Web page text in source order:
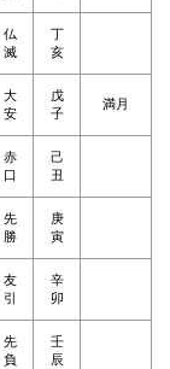
仏
滅
丁
亥
大
安
戊
子
満月
赤
口
己
丑
先
勝
庚
寅
友
引
辛
卯
先
負
壬
辰